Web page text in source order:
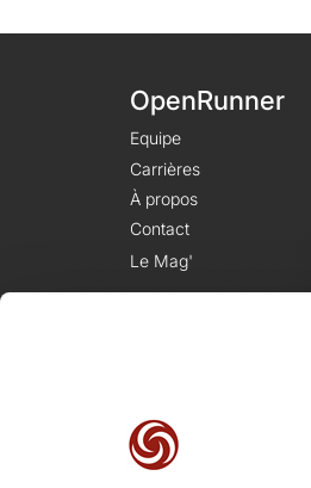
OpenRunner
Equipe
Carrières
À propos
Contact
Le Mag'